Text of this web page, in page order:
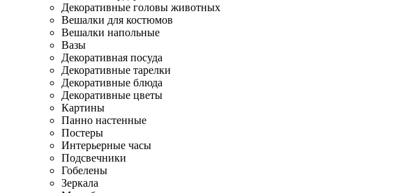
Декоративные головы животных
Вешалки для костюмов
Вешалки напольные
Вазы
Декоративная посуда
Декоративные тарелки
Декоративные блюда
Декоративные цветы
Картины
Панно настенные
Постеры
Интерьерные часы
Подсвечники
Гобелены
Зеркала